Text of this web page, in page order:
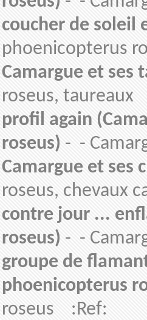
coucher de soleil
phoenicopterus
Camargue et ses
roseus, taureaux
profil again
roseus) - -
Camargue et ses
roseus, chevaux
contre jour ...
roseus) - -
groupe de
phoenicopterus
roseus :Ref: